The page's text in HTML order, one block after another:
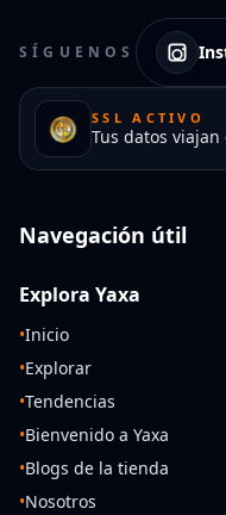
SÍGUENOS
SSL ACTIVO
Tus datos viajan
Navegación útil
Explora Yaxa
•Inicio
•Explorar
•Tendencias
•Bienvenido a Yaxa
•Blogs de la tienda
•Nosotros